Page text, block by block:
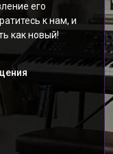
его
к нам, и
как новый!